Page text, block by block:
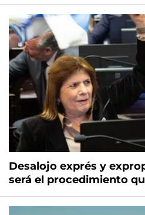
Desalojo exprés y
será el procedimiento